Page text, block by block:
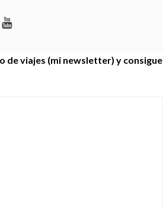
viajes (mi newsletter) y consigue